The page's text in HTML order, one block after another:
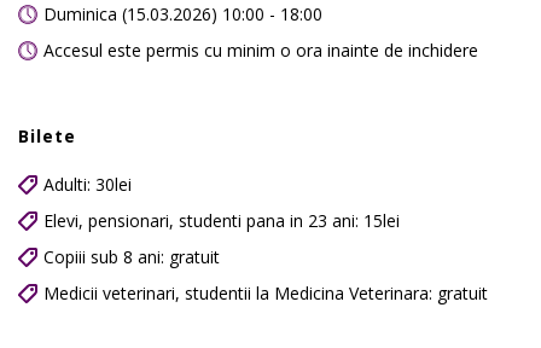
Duminica (15.03.2026) 10:00 - 18:00
Accesul este permis cu minim o ora inainte de inchidere
Bilete
Adulti: 30lei
Elevi, pensionari, studenti pana in 23 ani: 15lei
Copiii sub 8 ani: gratuit
Medicii veterinari, studentii la Medicina Veterinara: gratuit